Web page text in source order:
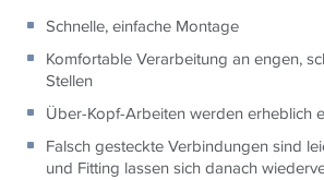
Schnelle, einfache Montage
Komfortable Verarbeitung an engen,
Stellen
Über-Kopf-Arbeiten werden erheblich
Falsch gesteckte Verbindungen sind
und Fitting lassen sich danach